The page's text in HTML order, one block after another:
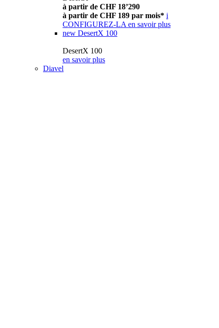
à partir de CHF 18’290
à partir de CHF 189 par mois* i
CONFIGUREZ-LA en savoir plus
new DesertX 100
DesertX 100
en savoir plus
Diavel